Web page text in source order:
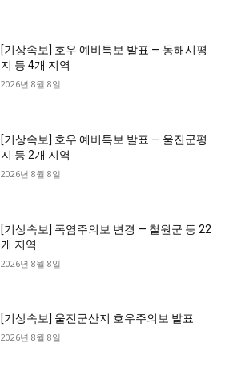
[기상속보] 호우 예비특보 발표 — 동해시평
지 등 4개 지역
2026년 8월 8일
[기상속보] 호우 예비특보 발표 — 울진군평
지 등 2개 지역
2026년 8월 8일
[기상속보] 폭염주의보 변경 — 철원군 등 22
개 지역
2026년 8월 8일
[기상속보] 울진군산지 호우주의보 발표
2026년 8월 8일